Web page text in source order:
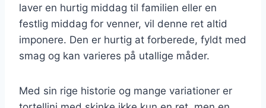
laver en hurtig middag til familien eller en
festlig middag for venner, vil denne ret altid
imponere. Den er hurtig at forberede, fyldt med
smag og kan varieres på utallige måder.
Med sin rige historie og mange variationer er